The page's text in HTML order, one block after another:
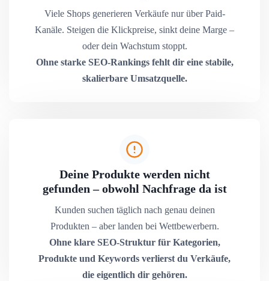
Viele Shops generieren Verkäufe nur über Paid-
Kanäle. Steigen die Klickpreise, sinkt deine Marge –
oder dein Wachstum stoppt.
Ohne starke SEO-Rankings fehlt dir eine stabile,
skalierbare Umsatzquelle.
Deine Produkte werden nicht
gefunden – obwohl Nachfrage da ist
Kunden suchen täglich nach genau deinen
Produkten – aber landen bei Wettbewerbern.
Ohne klare SEO-Struktur für Kategorien,
Produkte und Keywords verlierst du Verkäufe,
die eigentlich dir gehören.